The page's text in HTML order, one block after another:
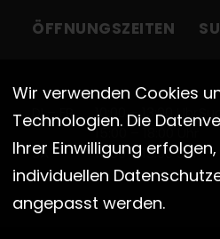
ÖFFNUNGSZEITEN
DI – FR
10:00 – 13:00 Uhr
15:00 – 18:00 Uhr
SA
10:00 – 13:00 Uhr
Wir verwenden Cookies
Technologien. Die
Ihrer Einwilligung
individuellen
angepasst werden.